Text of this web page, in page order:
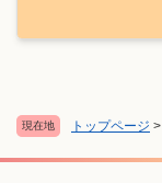
現在地 トップページ >